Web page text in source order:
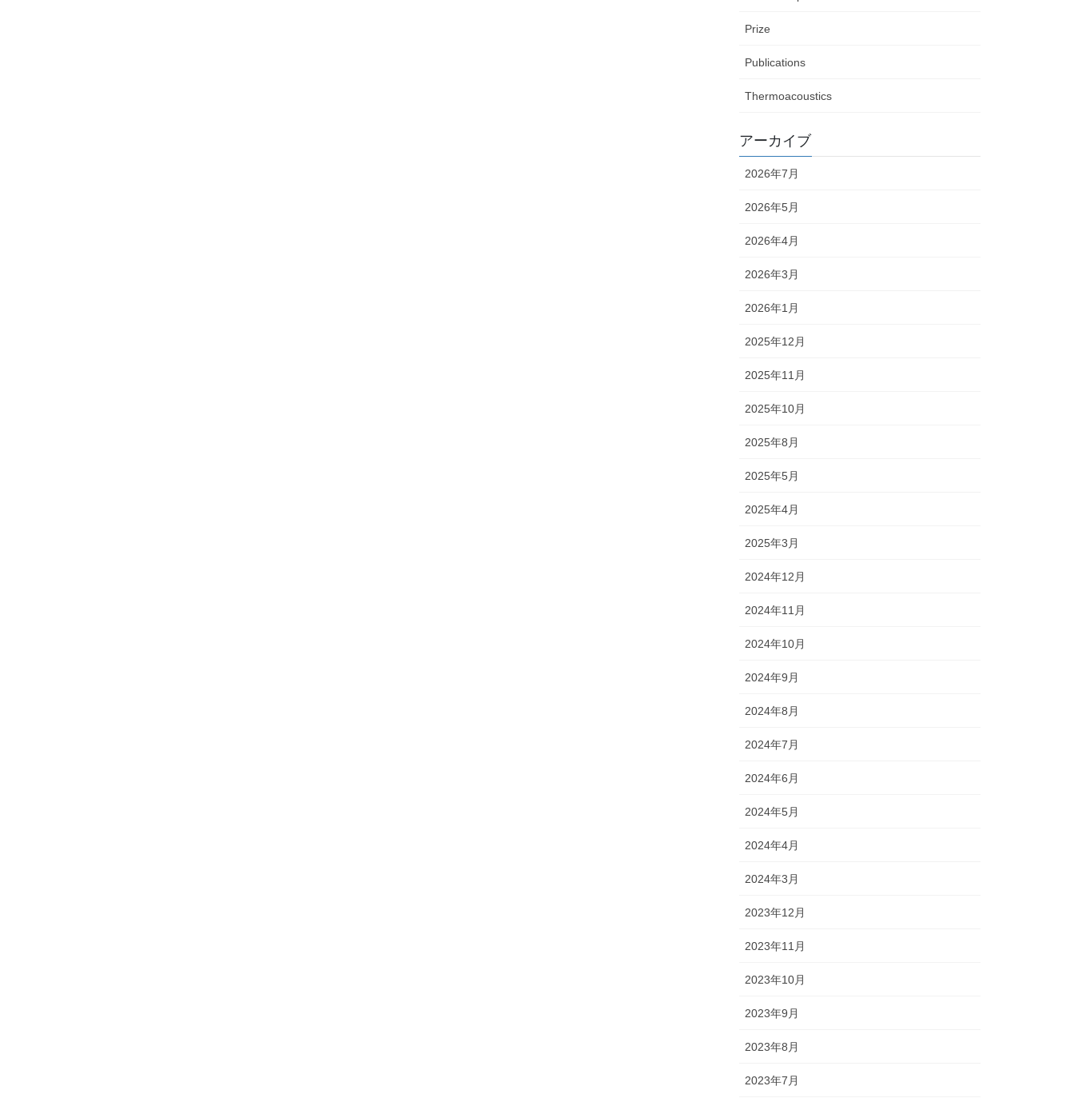
Prize
Publications
Thermoacoustics
アーカイブ
2026年7月
2026年5月
2026年4月
2026年3月
2026年1月
2025年12月
2025年11月
2025年10月
2025年8月
2025年5月
2025年4月
2025年3月
2024年12月
2024年11月
2024年10月
2024年9月
2024年8月
2024年7月
2024年6月
2024年5月
2024年4月
2024年3月
2023年12月
2023年11月
2023年10月
2023年9月
2023年8月
2023年7月